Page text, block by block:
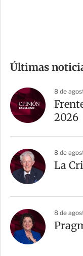
p
a
r
t
Últimas
8 de
2026
8 de
La
8 de